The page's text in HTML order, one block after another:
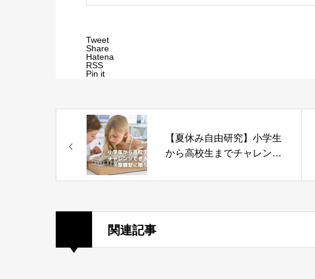
Tweet
Share
Hatena
RSS
Pin it
【夏休み自由研究】小学生
から高校生までチャレンジ
型に限らず）
関連記事